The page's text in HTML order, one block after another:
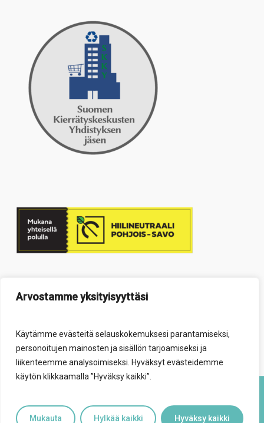
Arvostamme yksityisyyttäsi
Käytämme evästeitä selauskokemuksesi parantamiseksi,
personoitujen mainosten ja sisällön tarjoamiseksi ja
liikenteemme analysoimiseksi. Hyväksyt evästeidemme
käytön klikkaamalla ”Hyväksy kaikki”.
Mukauta Hylkää kaikki Hyväksy kaikki